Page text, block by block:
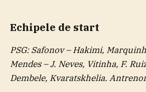
Echipele de start
PSG: Safonov – Hakimi,
Mendes – J. Neves, Vitinha, F.
Dembele, Kvaratskhelia.